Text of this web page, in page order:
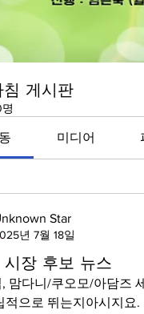
게시판
미디어
Star
년 7월 18일
시장 후보 뉴스
맘다니/쿠오모/아담즈
적으로 뛰는지아시지요